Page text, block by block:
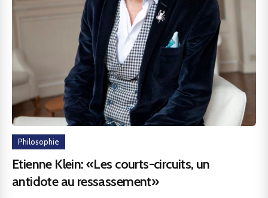
Philosophie
Etienne Klein: «Les courts-circuits, un
antidote au ressassement»